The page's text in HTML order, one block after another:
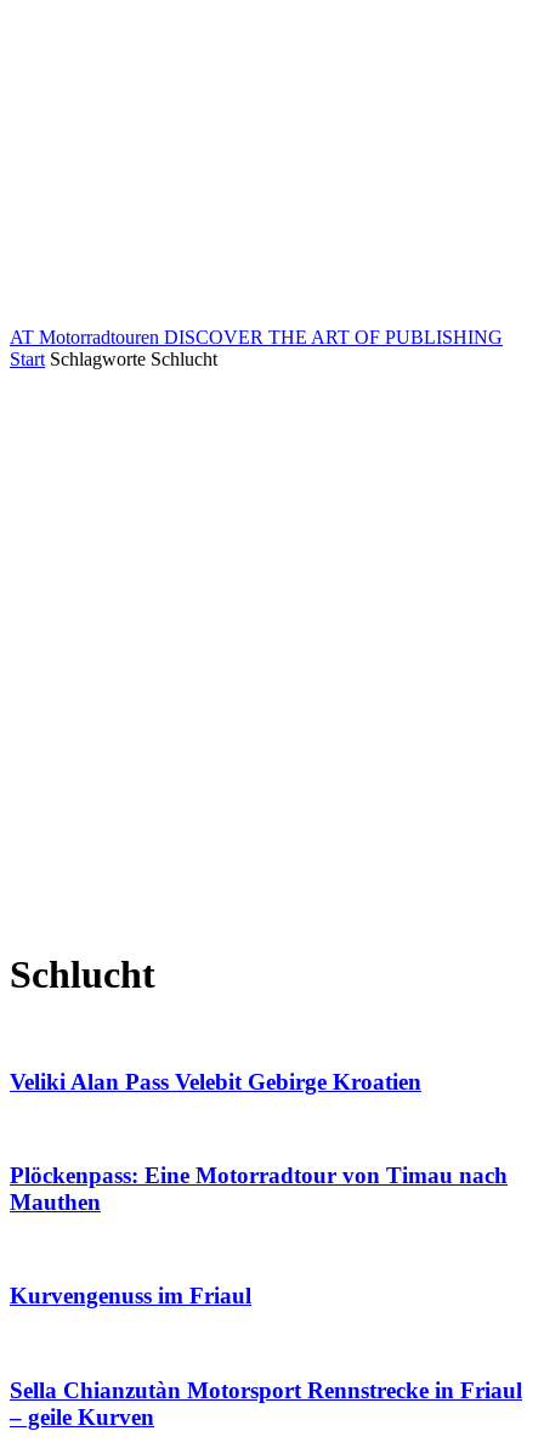
AT Motorradtouren DISCOVER THE ART OF PUBLISHING
Start Schlagworte Schlucht
Schlucht
Veliki Alan Pass Velebit Gebirge Kroatien
Plöckenpass: Eine Motorradtour von Timau nach
Mauthen
Kurvengenuss im Friaul
Sella Chianzutàn Motorsport Rennstrecke in Friaul
– geile Kurven